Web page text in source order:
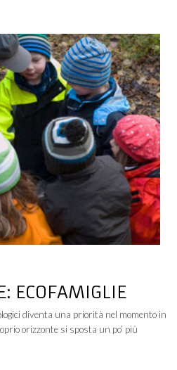
ECOFAMIGLIE
diventa una priorità nel momento in
orizzonte si sposta un po’ più